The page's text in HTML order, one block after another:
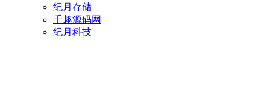
纪月存储
千趣源码网
纪月科技